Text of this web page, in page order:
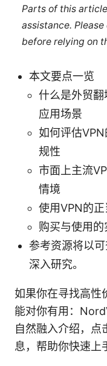
Parts of this
assistance.
before relying on
本文要点一览
什么是外贸
应用场景
如何评估
规性
市面上主流
情境
使用VPN的
购买与使用
参考资源将以
深入研究。
如果你在寻找高性
能对你有用：
自然融入介绍，点
息，帮助你快速上